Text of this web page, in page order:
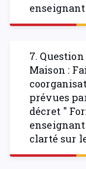
7.
Maison :
prévues
décret "
clarté sur